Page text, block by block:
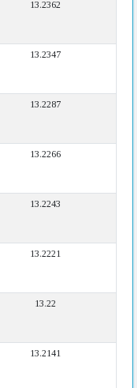
13.2362
13.2347
13.2287
13.2266
13.2243
13.2221
13.22
13.2141